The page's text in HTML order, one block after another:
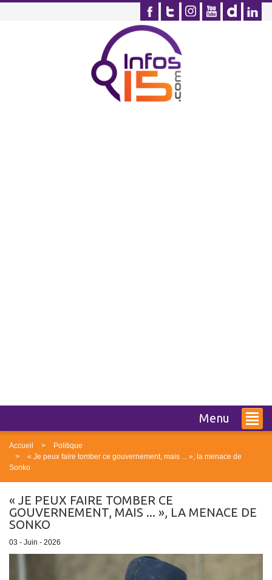
Menu
Accueil
Politique
« Je peux faire tomber ce gouvernement, mais ... », la menace de
Sonko
« JE PEUX FAIRE TOMBER CE
GOUVERNEMENT, MAIS ... », LA MENACE DE
SONKO
03 - Juin - 2026